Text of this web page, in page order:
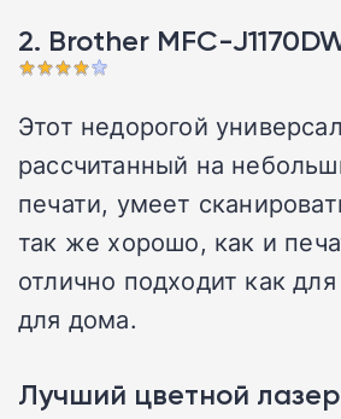
2. Brother MFC-
Этот недорогой
рассчитанный на
печати, умеет
так же хорошо, как и
отлично подходит как
для дома.
Лучший цветной